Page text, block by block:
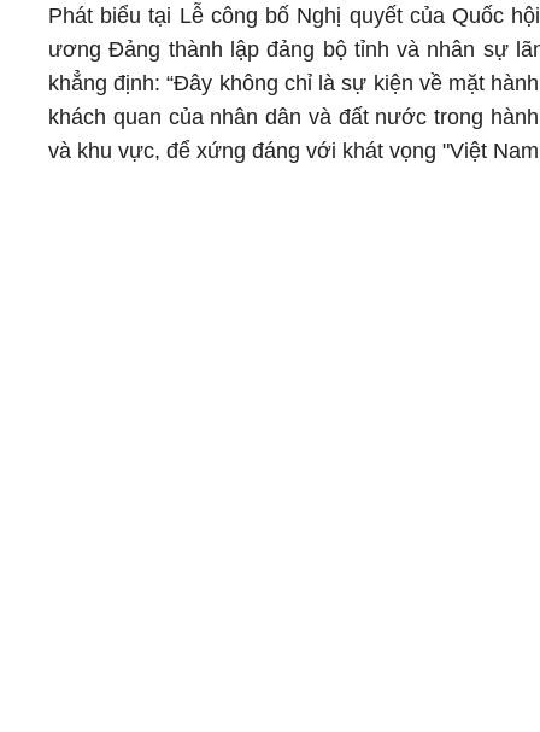
Phát biểu tại Lễ công bố Nghị quyết của Quốc
ương Đảng thành lập đảng bộ tỉnh và nhân sự
khẳng định: “Đây không chỉ là sự kiện về mặt
khách quan của nhân dân và đất nước trong
và khu vực, để xứng đáng với khát vọng "Việt